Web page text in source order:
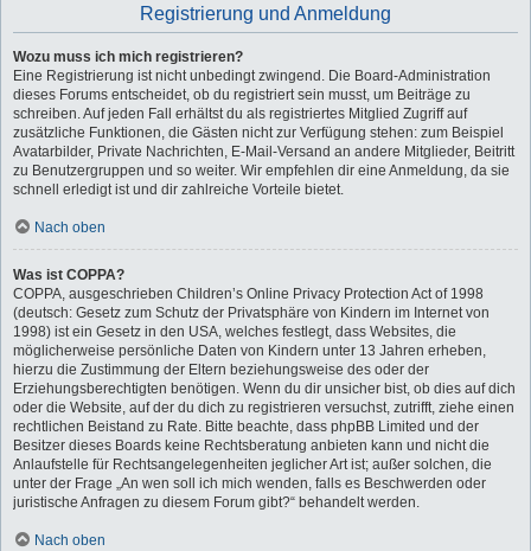
Registrierung und Anmeldung
Wozu muss ich mich registrieren?
Eine Registrierung ist nicht unbedingt zwingend. Die Board-Administration
dieses Forums entscheidet, ob du registriert sein musst, um Beiträge zu
schreiben. Auf jeden Fall erhältst du als registriertes Mitglied Zugriff auf
zusätzliche Funktionen, die Gästen nicht zur Verfügung stehen: zum Beispiel
Avatarbilder, Private Nachrichten, E-Mail-Versand an andere Mitglieder, Beitritt
zu Benutzergruppen und so weiter. Wir empfehlen dir eine Anmeldung, da sie
schnell erledigt ist und dir zahlreiche Vorteile bietet.
Nach oben
Was ist COPPA?
COPPA, ausgeschrieben Children’s Online Privacy Protection Act of 1998
(deutsch: Gesetz zum Schutz der Privatsphäre von Kindern im Internet von
1998) ist ein Gesetz in den USA, welches festlegt, dass Websites, die
möglicherweise persönliche Daten von Kindern unter 13 Jahren erheben,
hierzu die Zustimmung der Eltern beziehungsweise des oder der
Erziehungsberechtigten benötigen. Wenn du dir unsicher bist, ob dies auf dich
oder die Website, auf der du dich zu registrieren versuchst, zutrifft, ziehe einen
rechtlichen Beistand zu Rate. Bitte beachte, dass phpBB Limited und der
Besitzer dieses Boards keine Rechtsberatung anbieten kann und nicht die
Anlaufstelle für Rechtsangelegenheiten jeglicher Art ist; außer solchen, die
unter der Frage „An wen soll ich mich wenden, falls es Beschwerden oder
juristische Anfragen zu diesem Forum gibt?“ behandelt werden.
Nach oben